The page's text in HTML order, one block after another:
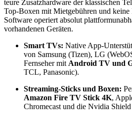
teure Zusatzhardware der klassischen
Top-Boxen mit Mietgebühren und
Software operiert absolut
vorhandenen Geräten.
Smart TVs: Native App-
von Samsung (Tizen), LG
Fernseher mit Android TV und
TCL, Panasonic).
Streaming-Sticks und Boxen:
Amazon Fire TV Stick 4K,
Chromecast und die Nvidia